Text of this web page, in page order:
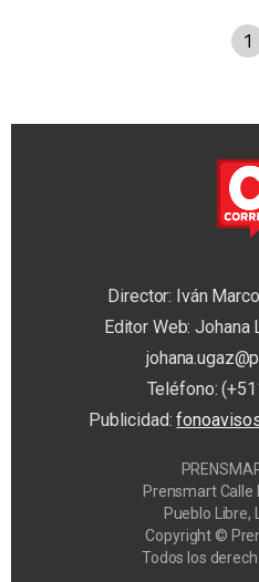
1
Director: Iván
Editor Web: Johana
Teléfono:
Publicidad:
Prensmart
Pueblo Libre,
Copyright ©
Todos los